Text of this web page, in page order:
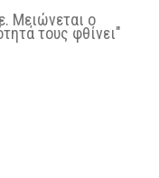
Μειώνεται ο
τους φθίνει"